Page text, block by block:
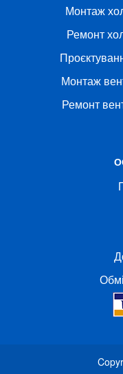
Монтаж
Ремонт
Монтаж
Ремонт